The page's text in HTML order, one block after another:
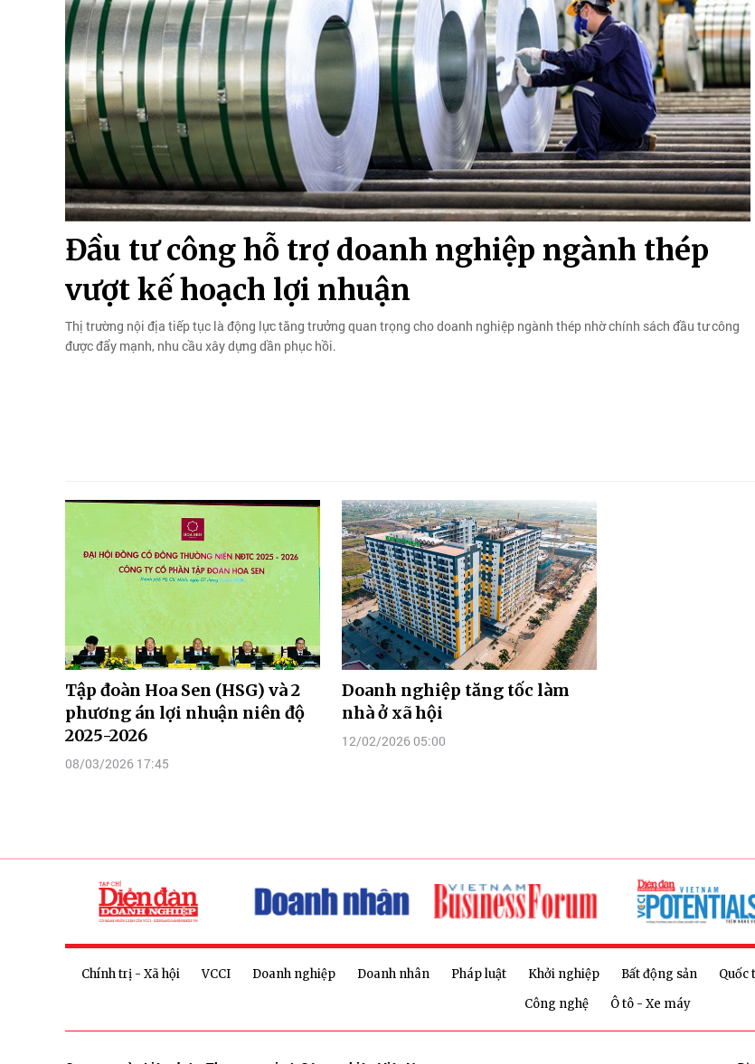
Đầu tư công hỗ trợ doanh nghiệp ngành thép
vượt kế hoạch lợi nhuận
Thị trường nội địa tiếp tục là động lực tăng trưởng quan trọng cho doanh nghiệp ngành thép nhờ chính sách đầu tư công
được đẩy mạnh, nhu cầu xây dựng dần phục hồi.
Tập đoàn Hoa Sen (HSG) và 2
phương án lợi nhuận niên độ
2025-2026
08/03/2026 17:45
Doanh nghiệp tăng tốc làm
nhà ở xã hội
12/02/2026 05:00
Chính trị - Xã hội VCCI Doanh nghiệp Doanh nhân Pháp luật Khởi nghiệp Bất động sản Quốc
Công nghệ
Ô tô - Xe máy